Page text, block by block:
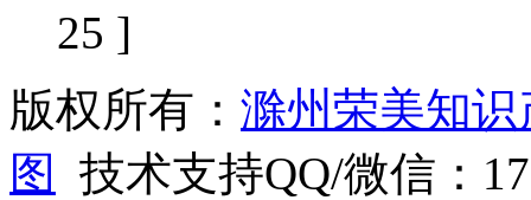
25 ]
版权所有： 滁州荣美知
图
技术支持QQ/微信：